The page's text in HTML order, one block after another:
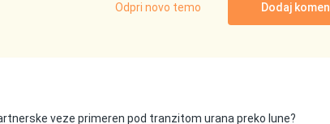
Dodaj
Odpri novo temo
veze primeren pod tranzitom urana preko lune?